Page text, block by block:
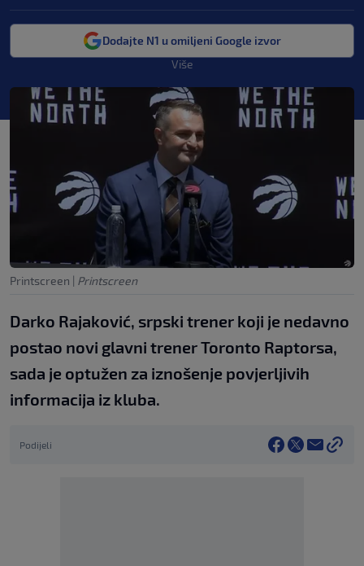
Dodajte N1 u omiljeni Google izvor
Više
Printscreen | Printscreen
Darko Rajaković, srpski trener koji je nedavno
postao novi glavni trener Toronto Raptorsa,
sada je optužen za iznošenje povjerljivih
informacija iz kluba.
Podijeli